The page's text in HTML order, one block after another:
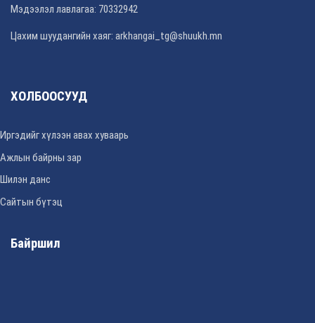
Мэдээлэл лавлагаа: 70332942
Цахим шуудангийн хаяг: arkhangai_tg@shuukh.mn
ХОЛБООСУУД
Иргэдийг хүлээн авах хуваарь
Ажлын байрны зар
Шилэн данс
Сайтын бүтэц
Байршил